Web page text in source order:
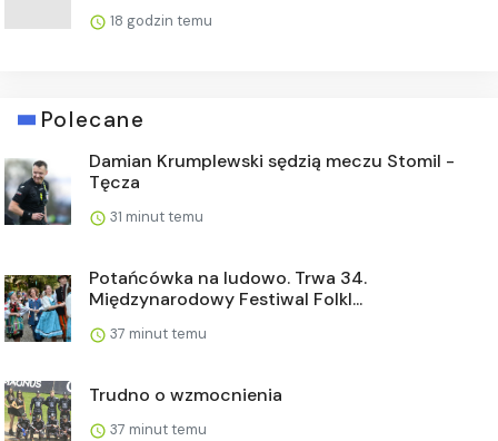
18 godzin temu
Polecane
Damian Krumplewski sędzią meczu Stomil -
Tęcza
31 minut temu
Potańcówka na ludowo. Trwa 34.
Międzynarodowy Festiwal Folkl...
37 minut temu
Trudno o wzmocnienia
37 minut temu